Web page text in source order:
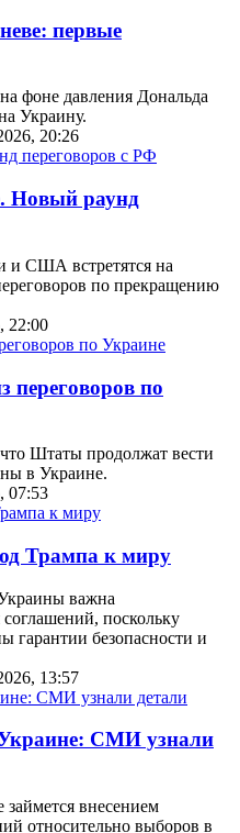
первые
фоне давления Дональда
Украину.
20:26
Новый раунд
и США встретятся на
по прекращению
22:00
по
Штаты продолжат вести
в Украине.
07:53
Трампа к миру
важна
соглашений, поскольку
гарантии безопасности и
13:57
СМИ узнали
займется внесением
относительно выборов в